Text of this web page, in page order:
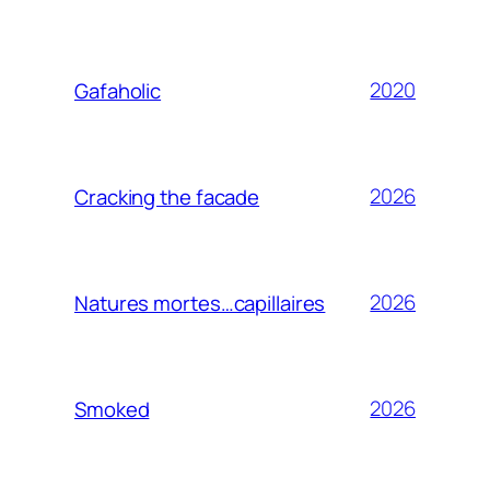
Gafaholic 2020
Cracking the facade 2026
Natures mortes…capillaires 2026
Smoked 2026